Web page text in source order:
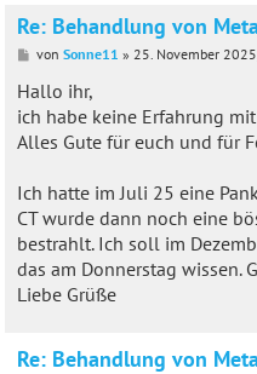
Re: Behandlung von
B
i
t
r
a
g
von Sonne11 » 25. November
Hallo ihr,
ich habe keine Erfahrung
Alles Gute für euch und für
Ich hatte im Juli 25 eine
CT wurde dann noch eine
bestrahlt. Ich soll im
das am Donnerstag wissen.
Liebe Grüße
Re: Behandlung von